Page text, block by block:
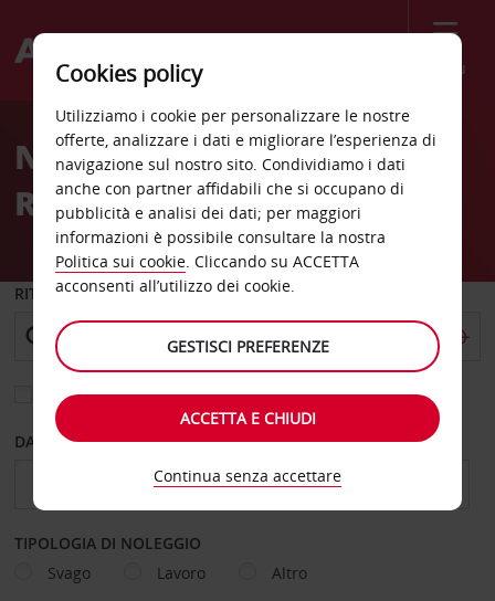
Menù
Welcome
AvisNoleggio auto nella
Repubblica Ceca
RITIRO DA
Scegli una località di riconsegna diversa
DAL GIORNO AL GIORNO
TIPOLOGIA DI NOLEGGIO
Svago
Lavoro Altro
Cookies policy
Utilizziamo i cookie per personalizzare le nostre
offerte, analizzare i dati e migliorare l’esperienza di
navigazione sul nostro sito. Condividiamo i dati
anche con partner affidabili che si occupano di
pubblicità e analisi dei dati; per maggiori
informazioni è possibile consultare la nostra
Politica sui cookie. Cliccando su ACCETTA
acconsenti all’utilizzo dei cookie.
GESTISCI PREFERENZE
ACCETTA E CHIUDI
Continua senza accettare